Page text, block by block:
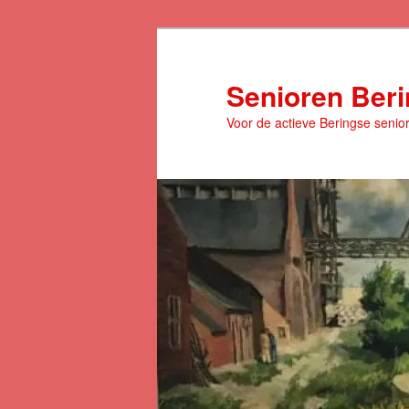
Senioren
Voor de actieve Beringse